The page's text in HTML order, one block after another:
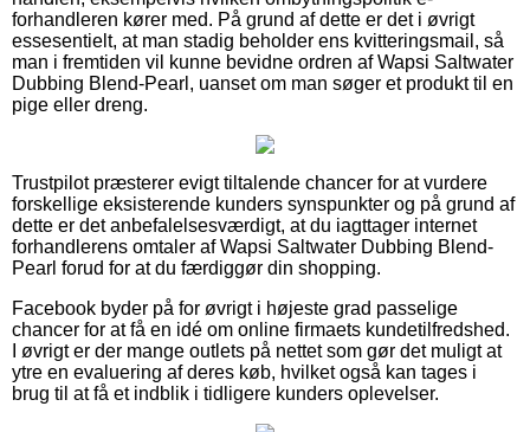
forhandleren kører med. På grund af dette er det i øvrigt
essesentielt, at man stadig beholder ens kvitteringsmail, så
man i fremtiden vil kunne bevidne ordren af Wapsi Saltwater
Dubbing Blend-Pearl, uanset om man søger et produkt til en
pige eller dreng.
Trustpilot præsterer evigt tiltalende chancer for at vurdere
forskellige eksisterende kunders synspunkter og på grund af
dette er det anbefalelsesværdigt, at du iagttager internet
forhandlerens omtaler af Wapsi Saltwater Dubbing Blend-
Pearl forud for at du færdiggør din shopping.
Facebook byder på for øvrigt i højeste grad passelige
chancer for at få en idé om online firmaets kundetilfredshed.
I øvrigt er der mange outlets på nettet som gør det muligt at
ytre en evaluering af deres køb, hvilket også kan tages i
brug til at få et indblik i tidligere kunders oplevelser.